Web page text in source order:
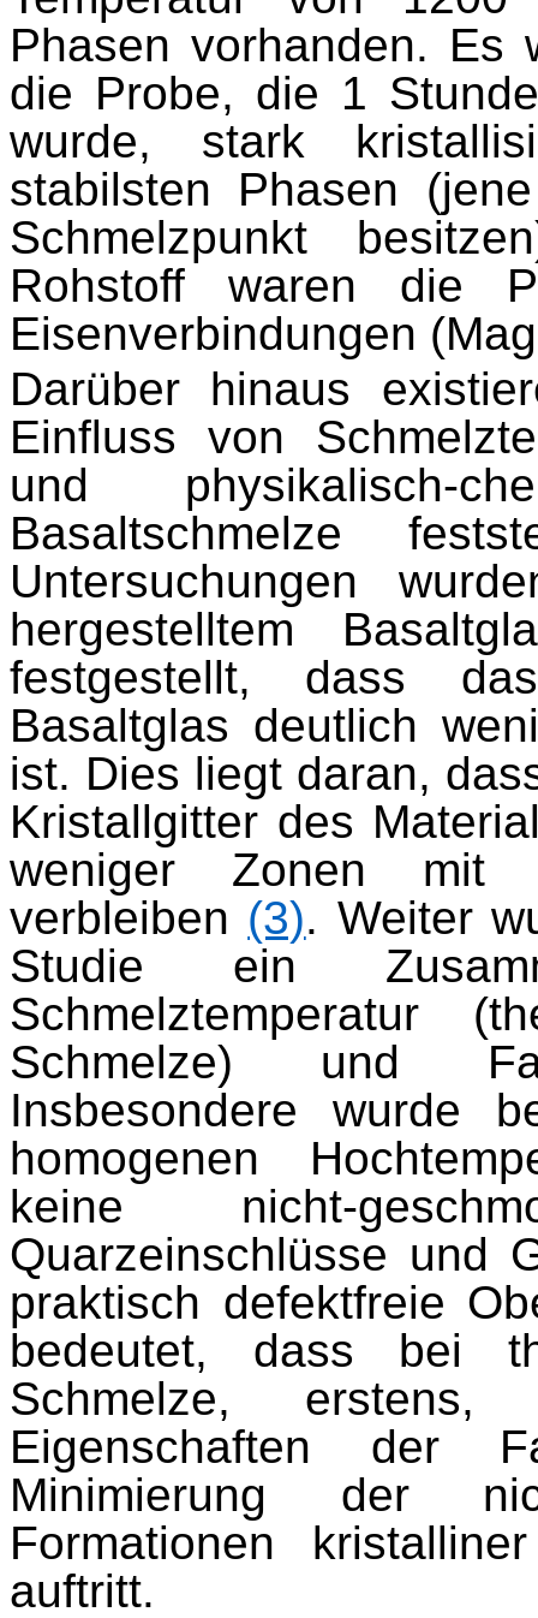
Phasen vorhanden. Es
die Probe, die 1
wurde, stark
stabilsten Phasen
Schmelzpunkt
Rohstoff waren die
Eisenverbindungen
Darüber hinaus
Einfluss von
und physikalisch-
Basaltschmelze
Untersuchungen
hergestelltem
festgestellt, dass
Basaltglas deutlich
ist. Dies liegt daran,
Kristallgitter des
weniger Zonen mit
verbleiben (3). Weiter
Studie ein
Schmelztemperatur
Schmelze) und
Insbesondere wurde
homogenen
keine nicht-
Quarzeinschlüsse und
praktisch defektfreie
bedeutet, dass bei
Schmelze,
Eigenschaften der
Minimierung der
Formationen
auftritt.